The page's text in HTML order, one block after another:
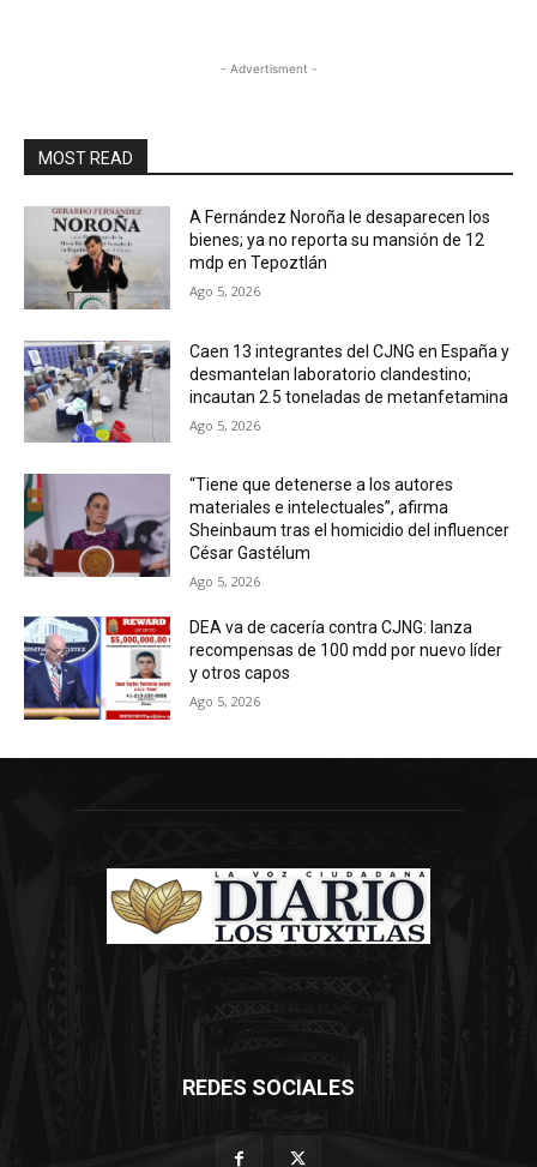
- Advertisment -
MOST READ
A Fernández Noroña le desaparecen los
bienes; ya no reporta su mansión de 12
mdp en Tepoztlán
Ago 5, 2026
Caen 13 integrantes del CJNG en España y
desmantelan laboratorio clandestino;
incautan 2.5 toneladas de metanfetamina
Ago 5, 2026
“Tiene que detenerse a los autores
materiales e intelectuales”, afirma
Sheinbaum tras el homicidio del influencer
César Gastélum
Ago 5, 2026
DEA va de cacería contra CJNG: lanza
recompensas de 100 mdd por nuevo líder
y otros capos
Ago 5, 2026
REDES SOCIALES